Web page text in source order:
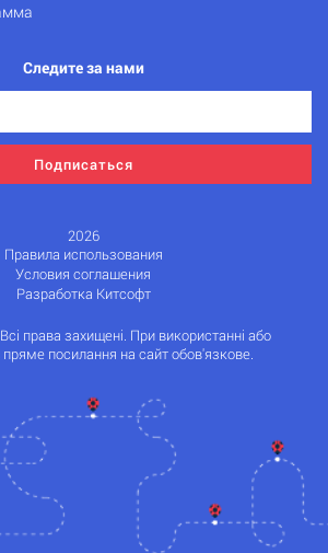
Следите за нами
Подписаться
2026
Правила использования
Условия соглашения
Разработка Китсофт
права захищені. При використанні або
пряме посилання на сайт обов'язкове.